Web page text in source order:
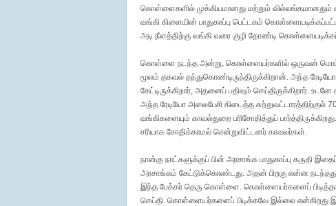
கொள்ளைகளில் முக்கியமானது மற்றும் வில்லங்கமானதும்
வங்கி கிளையின் பாதுகாப்பு பெட்டகம்
அடி நீளத்திற்கு வங்கி வரை குழி தோண்டி
கொள்ளை நடந்த அன்று, கொள்ளையர்களில் ஒருவன் மொட்டை
மூலம் தகவல் தந்துகொண்டிருந்திருக்கிறான். அந்த ரேடியோ
கேட்டிருக்கிறார், அதனைப் பதிவும் செய்திருக்கிறார்.
அந்த ரேடியோ அலைபேசி கிடைத்த
வங்கிகளையும் காவல்துறை பரிசோதித்துப்
சரியாக சோதிக்காமல் சென்றுவிட்டனர் காவலர்கள்.
நான்கு நாட்களுக்குப் பின் அரசாங்க பாதுகாப்பு கருதி
அரசாங்கம் கேட்டுக்கொண்டது. அதன் பிறகு என்ன
இந்த பேக்கர் தெரு கொள்ளை. கொள்ளையர்களைப்
செய்தி. கொள்ளையர்களைப் பிடிக்கவே இல்லை என்கிறது